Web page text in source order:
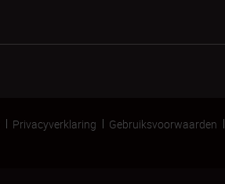
Privacyverklaring Gebruiksvoorwaarden